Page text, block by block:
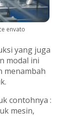
envato
yang juga
modal ini
menambah
contohnya :
mesin,